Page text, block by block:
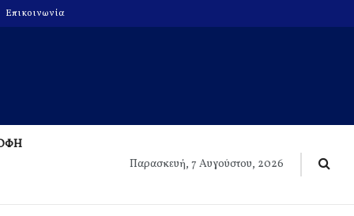
Επικοινωνία
Παρασκευή, 7 Αυγούστου, 2026